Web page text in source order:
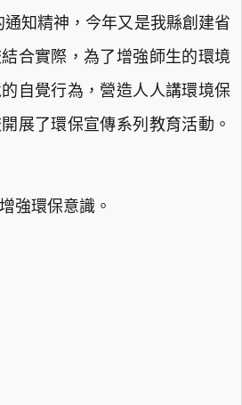
通知精神，今年又是我縣創建省
合實際，為了增強師生的環境
自覺行為，營造人人講環境保
展了環保宣傳系列教育活動。
強環保意識。